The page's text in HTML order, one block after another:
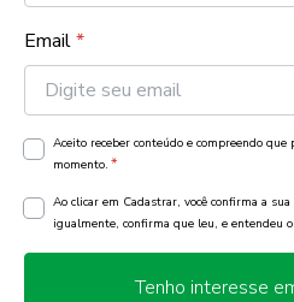
Email*
Aceito receber conteúdo e compreendo
momento. *
Ao clicar em Cadastrar, você confirma a
igualmente, confirma que leu, e entendeu
Tenho interesse